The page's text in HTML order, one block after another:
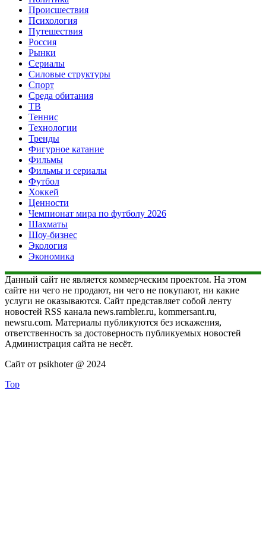
Происшествия
Психология
Путешествия
Россия
Рынки
Сериалы
Силовые структуры
Спорт
Среда обитания
ТВ
Теннис
Технологии
Тренды
Фигурное катание
Фильмы
Фильмы и сериалы
Футбол
Хоккей
Ценности
Чемпионат мира по футболу 2026
Шахматы
Шоу-бизнес
Экология
Экономика
Данный сайт не является коммерческим проектом. На этом
сайте ни чего не продают, ни чего не покупают, ни какие
услуги не оказываются. Сайт представляет собой ленту
новостей RSS канала news.rambler.ru, kommersant.ru,
newsru.com. Материалы публикуются без искажения,
ответственность за достоверность публикуемых новостей
Администрация сайта не несёт.
Сайт от psikhoter @ 2024
Top